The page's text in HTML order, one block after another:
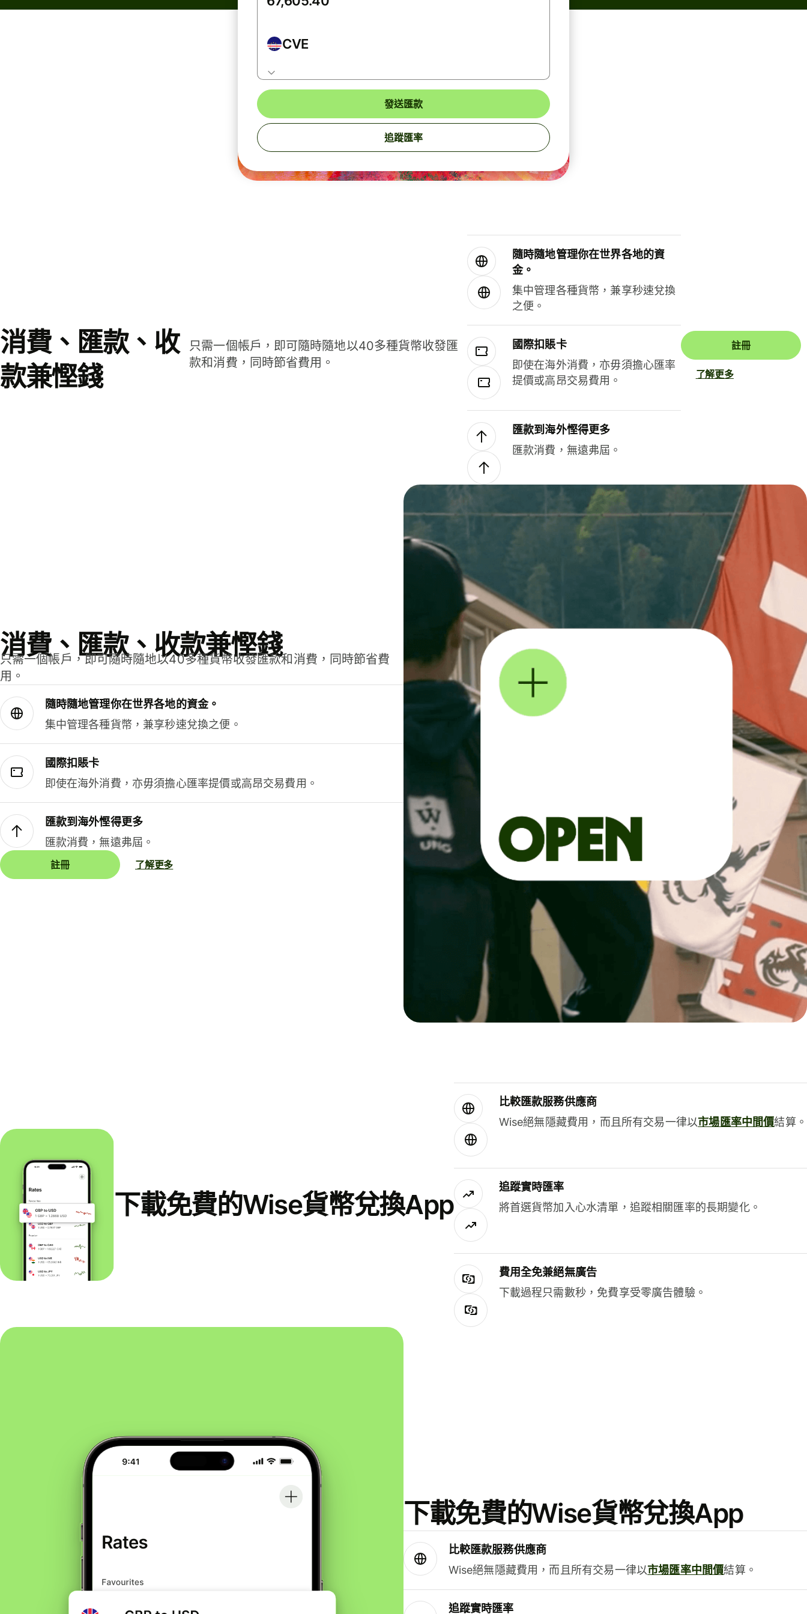
CVE
發送匯款
追蹤匯率
消費、匯款、收
款兼慳錢
只需一個帳戶，即可隨時隨地以40多種貨幣收發匯
款和消費，同時節省費用。
隨時隨地管理你在世界各地的資
金。
集中管理各種貨幣，兼享秒速兌換
之便。
國際扣賬卡
即使在海外消費，亦毋須擔心匯率
提價或高昂交易費用。
匯款到海外慳得更多
匯款消費，無遠弗屆。
註冊
了解更多
消費、匯款、收款兼慳錢
只需一個帳戶，即可隨時隨地以40多種貨幣收發匯款和消費，同時節省費
用。
隨時隨地管理你在世界各地的資金。
集中管理各種貨幣，兼享秒速兌換之便。
國際扣賬卡
即使在海外消費，亦毋須擔心匯率提價或高昂交易費用。
匯款到海外慳得更多
匯款消費，無遠弗屆。
註冊 了解更多
下載免費的Wise貨幣兌換App
比較匯款服務供應商
Wise絕無隱藏費用，而且所有交易一律以市場匯率中間價結算。
追蹤實時匯率
將首選貨幣加入心水清單，追蹤相關匯率的長期變化。
費用全免兼絕無廣告
下載過程只需數秒，免費享受零廣告體驗。
下載免費的Wise貨幣兌換App
比較匯款服務供應商
Wise絕無隱藏費用，而且所有交易一律以市場匯率中間價結算。
追蹤實時匯率